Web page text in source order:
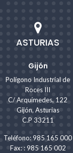
ASTURIAS
Gijón
Polígono Industrial de
Roces III
C/ Arquímedes, 122
Gijón, Asturias
C.P 33211
Teléfono: 985 165 000
Fax: : 985 165 002